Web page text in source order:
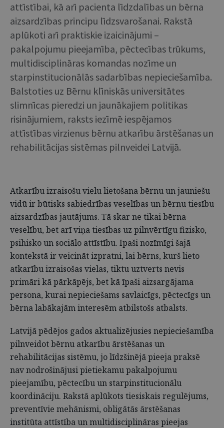
attīstībai, kā arī pacienta līdzdalības un bērna
aizsardzības principu līdzsvarošanai. Rakstā
aplūkoti arī praktiskie izaicinājumi –
pakalpojumu pieejamība, pēctecības trūkums,
multidisciplināras komandas nozīme un
starpinstitucionālās sadarbības nepieciešamība.
Balstoties uz Bērnu klīniskās universitātes
slimnīcas pieredzi un jaunākajiem politikas
risinājumiem, raksts iezīmē iespējamos
attīstības virzienus bērnu atkarību ārstēšanas un
rehabilitācijas sistēmas pilnveidei Latvijā.
Atkarību izraisošu vielu lietošana bērnu un jauniešu
vidū ir būtisks sabiedrības veselības un bērnu tiesību
aizsardzības jautājums. Tā skar ne tikai bērna
veselību, bet arī viņa tiesības uz pilnvērtīgu fizisko,
psihisko un sociālo attīstību. Īpaši nozīmīgi šajā
kontekstā ir veicināt izpratni, lai bērns, kurš lieto
atkarību izraisošas vielas, tiktu uztverts nevis
primāri kā pārkāpējs, bet kā īpaši aizsargājama
persona, kurai nepieciešams savlaicīgs, pēctecīgs un
bērna labākajām interesēm atbilstošs atbalsts.
Latvijā pēdējos gados aktualizējusies nepieciešamība
pilnveidot bērnu atkarību ārstēšanas un
rehabilitācijas sistēmu, jo līdzšinējā pieeja praksē
nav nodrošinājusi pietiekamu pakalpojumu
pieejamību, pēctecību un starpinstitucionālu
koordināciju. Rakstā aplūkots tiesiskais regulējums,
preventīvie mehānismi, obligātās ārstēšanas
institūta attīstība un multidisciplināras pieejas